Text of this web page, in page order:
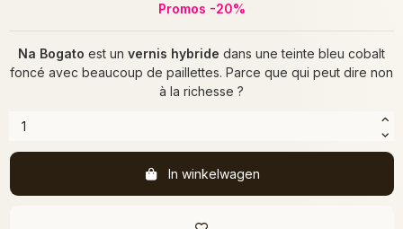
Promos -20%
Na Bogato est un vernis hybride dans une teinte bleu cobalt
foncé avec beaucoup de paillettes. Parce que qui peut dire non
à la richesse ?
In winkelwagen